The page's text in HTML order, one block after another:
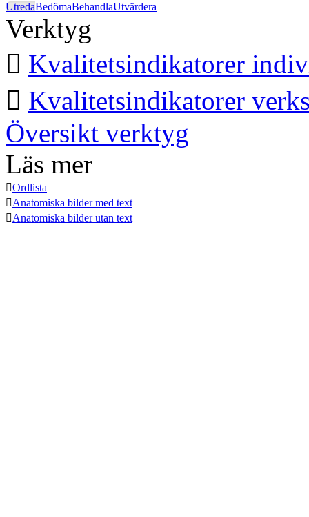
UtredaBedömaBehandlaUtvärdera
Verktyg
 Kvalitetsindikatorer
 Kvalitetsindikatorer
Översikt verktyg
Läs mer
Ordlista
Anatomiska bilder med text
Anatomiska bilder utan text